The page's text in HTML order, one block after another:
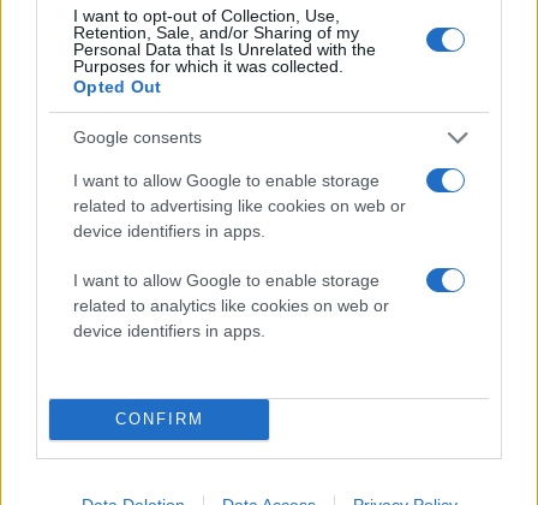
I want to opt-out of Collection, Use,
Retention, Sale, and/or Sharing of my
Personal Data that Is Unrelated with the
Purposes for which it was collected.
Opted Out
Google consents
I want to allow Google to enable storage
related to advertising like cookies on web or
device identifiers in apps.
I want to allow Google to enable storage
related to analytics like cookies on web or
device identifiers in apps.
CONFIRM